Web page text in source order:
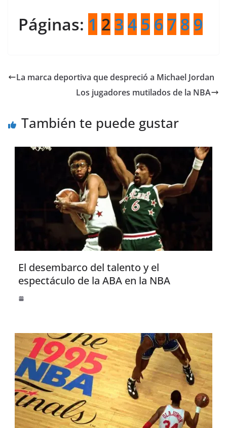
Páginas: 1 2 3 4 5 6 7 8 9
La marca deportiva que despreció a Michael Jordan
Los jugadores mutilados de la NBA
También te puede gustar
El desembarco del talento y el
espectáculo de la ABA en la NBA